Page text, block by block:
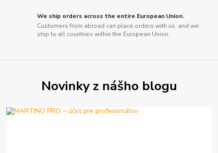
We ship orders across the entire European Union.
Customers from abroad can place orders with us, and we
ship to all countries within the European Union.
Novinky z nášho blogu